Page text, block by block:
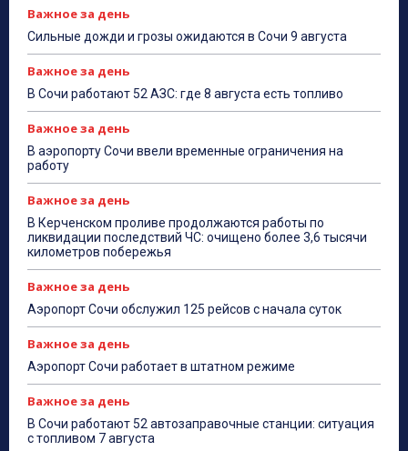
Важное за день
Сильные дожди и грозы ожидаются в Сочи 9 августа
Важное за день
В Сочи работают 52 АЗС: где 8 августа есть топливо
Важное за день
В аэропорту Сочи ввели временные ограничения на
работу
Важное за день
В Керченском проливе продолжаются работы по
ликвидации последствий ЧС: очищено более 3,6 тысячи
километров побережья
Важное за день
Аэропорт Сочи обслужил 125 рейсов с начала суток
Важное за день
Аэропорт Сочи работает в штатном режиме
Важное за день
В Сочи работают 52 автозаправочные станции: ситуация
с топливом 7 августа